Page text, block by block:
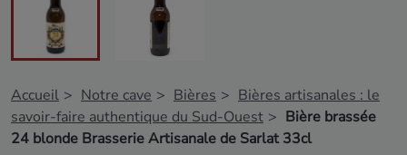
Accueil Notre cave Bières
Bières artisanales : le
savoir-faire authentique du Sud-Ouest
Bière brassée
24 blonde Brasserie Artisanale de Sarlat 33cl